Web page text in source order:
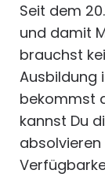
Seit dem
und damit
brauchst
Ausbildung
bekommst
kannst Du